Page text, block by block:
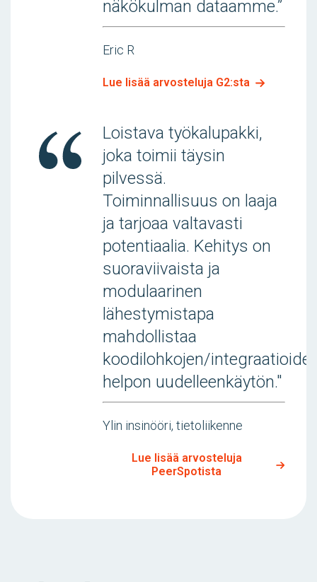
näkökulman dataamme.”
Eric R
Lue lisää arvosteluja G2:sta
Loistava työkalupakki,
joka toimii täysin
pilvessä.
Toiminnallisuus on laaja
ja tarjoaa valtavasti
potentiaalia. Kehitys on
suoraviivaista ja
modulaarinen
lähestymistapa
mahdollistaa
koodilohkojen/
helpon uudelleenkäytön."
Ylin insinööri, tietoliikenne
Lue lisää arvosteluja
PeerSpotista